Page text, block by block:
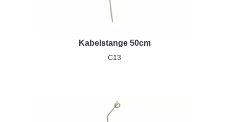
Kabelstange 50cm
C13